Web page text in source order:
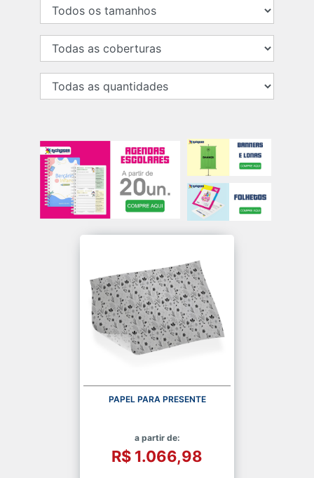
PAPEL PARA PRESENTE
a partir de:
R$ 1.066,98